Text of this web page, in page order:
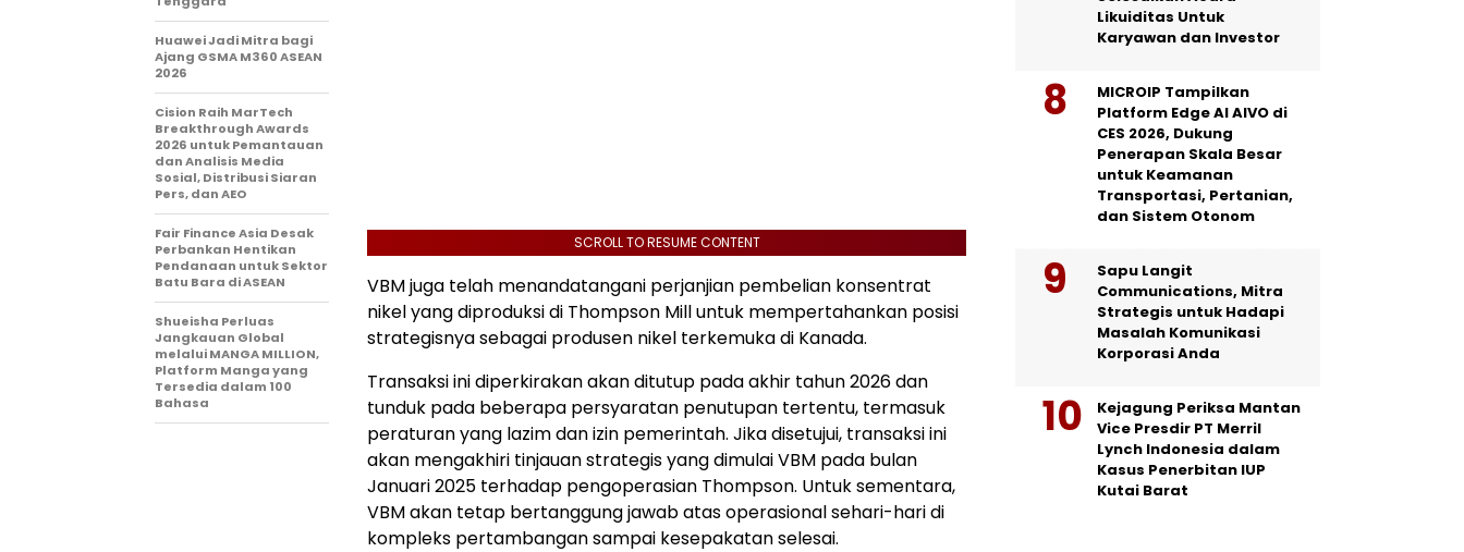
SCROLL TO RESUME CONTENT
VBM juga telah menandatangani perjanjian pembelian konsentrat
nikel yang diproduksi di Thompson Mill untuk mempertahankan posisi
strategisnya sebagai produsen nikel terkemuka di Kanada.
Transaksi ini diperkirakan akan ditutup pada akhir tahun 2026 dan
tunduk pada beberapa persyaratan penutupan tertentu, termasuk
peraturan yang lazim dan izin pemerintah. Jika disetujui, transaksi ini
akan mengakhiri tinjauan strategis yang dimulai VBM pada bulan
Januari 2025 terhadap pengoperasian Thompson. Untuk sementara,
VBM akan tetap bertanggung jawab atas operasional sehari-hari di
kompleks pertambangan sampai kesepakatan selesai.
Huawei Jadi Mitra bagi
Ajang GSMA M360 ASEAN
2026
Cision Raih MarTech
Breakthrough Awards
2026 untuk Pemantauan
dan Analisis Media
Sosial, Distribusi Siaran
Pers, dan AEO
Fair Finance Asia Desak
Perbankan Hentikan
Pendanaan untuk Sektor
Batu Bara di ASEAN
Shueisha Perluas
Jangkauan Global
melalui MANGA MILLION,
Platform Manga yang
Tersedia dalam 100
Bahasa
Likuiditas Untuk
Karyawan dan Investor
MICROIP Tampilkan
Platform Edge AI AIVO di
CES 2026, Dukung
Penerapan Skala Besar
untuk Keamanan
Transportasi, Pertanian,
dan Sistem Otonom
Sapu Langit
Communications, Mitra
Strategis untuk Hadapi
Masalah Komunikasi
Korporasi Anda
Kejagung Periksa Mantan
Vice Presdir PT Merril
Lynch Indonesia dalam
Kasus Penerbitan IUP
Kutai Barat